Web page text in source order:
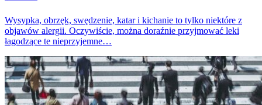
Wysypka, obrzęk, swędzenie, katar i kichanie to tylko niektóre z
objawów alergii. Oczywiście, można doraźnie przyjmować leki
łagodzące te nieprzyjemne…